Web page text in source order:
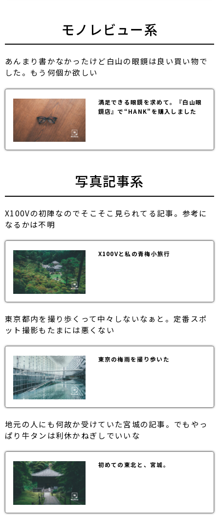
モノレビュー系
あんまり書かなかったけど白山の眼鏡は良い買い物で
した。もう何個か欲しい
満足できる眼鏡を求めて。『白山眼
鏡店』で“HANK"を購入しました
写真記事系
X100Vの初陣なのでそこそこ見られてる記事。参考に
なるかは不明
X100Vと私の青梅小旅行
東京都内を撮り歩くって中々しないなぁと。定番スポ
ット撮影もたまには悪くない
東京の梅雨を撮り歩いた
地元の人にも何故か受けていた宮城の記事。でもやっ
ぱり牛タンは利休かねぎしでいいな
初めての東北と、宮城。